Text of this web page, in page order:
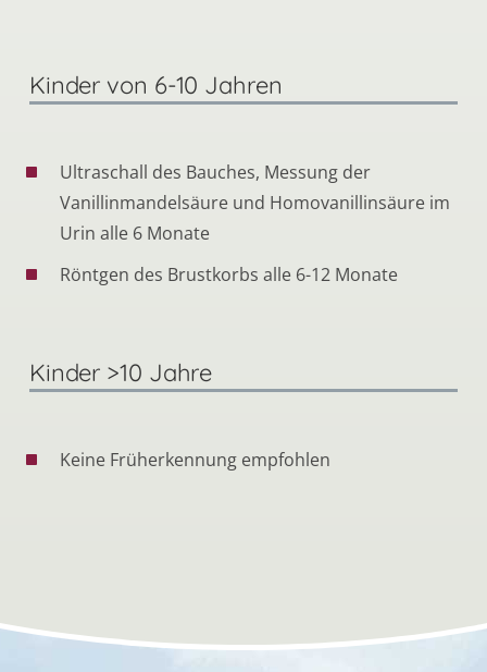
Kinder von 6-10 Jahren
Ultraschall des Bauches, Messung der
Vanillinmandelsäure und Homovanillinsäure im
Urin alle 6 Monate
Röntgen des Brustkorbs alle 6-12 Monate
Kinder >10 Jahre
Keine Früherkennung empfohlen